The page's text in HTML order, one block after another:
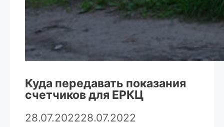
Куда передавать показания
счетчиков для ЕРКЦ
28.07.202228.07.2022